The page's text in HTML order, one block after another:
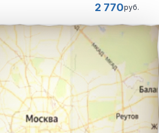
2 770руб.
маршрута из города